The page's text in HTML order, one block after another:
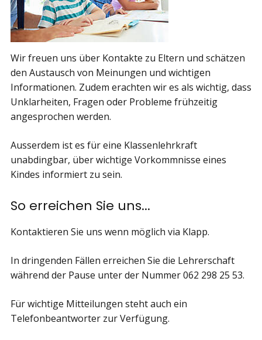
Wir freuen uns über Kontakte zu Eltern und schätzen
den Austausch von Meinungen und wichtigen
Informationen. Zudem erachten wir es als wichtig, dass
Unklarheiten, Fragen oder Probleme frühzeitig
angesprochen werden.
Ausserdem ist es für eine Klassenlehrkraft
unabdingbar, über wichtige Vorkommnisse eines
Kindes informiert zu sein.
So erreichen Sie uns...
Kontaktieren Sie uns wenn möglich via Klapp.
In dringenden Fällen erreichen Sie die Lehrerschaft
während der Pause unter der Nummer 062 298 25 53.
Für wichtige Mitteilungen steht auch ein
Telefonbeantworter zur Verfügung.